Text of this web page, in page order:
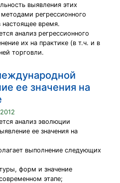
выявления этих
регрессионного
настоящее время.
анализ регрессионного
их на практике (в т.ч. и в
торговли.
ее значения на
анализ эволюции
ее значения на
выполнение следующих
форм и значение
этапе;